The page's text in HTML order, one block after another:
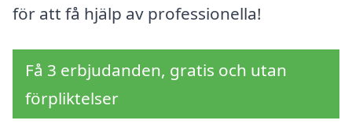
för att få hjälp av professionella!
Få 3 erbjudanden, gratis och utan
förpliktelser